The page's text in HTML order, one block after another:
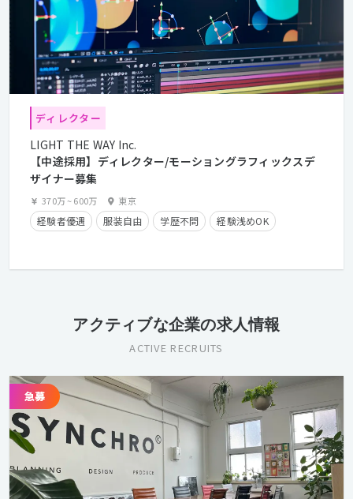
ディレクター
LIGHT THE WAY Inc.
【中途採用】ディレクター/モーショングラフィックスデ
ザイナー募集
370万~600万 東京
経験者優遇 服装自由 学歴不問 経験浅めOK
アクティブな企業の求人情報
ACTIVE RECRUITS